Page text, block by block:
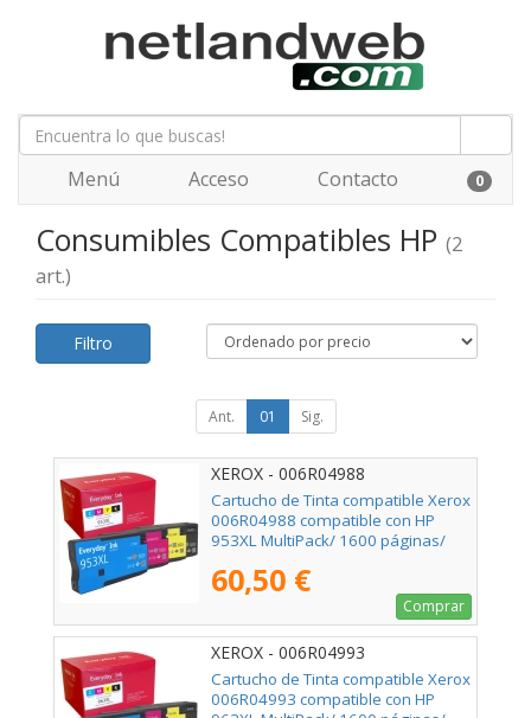
Menú Acceso Contacto 0
Consumibles Compatibles HP (2
art.)
Filtro
Ant. 01 Sig.
XEROX - 006R04988
Cartucho de Tinta compatible Xerox
006R04988 compatible con HP
953XL MultiPack/ 1600 páginas/
60,50 €
Comprar
XEROX - 006R04993
Cartucho de Tinta compatible Xerox
006R04993 compatible con HP